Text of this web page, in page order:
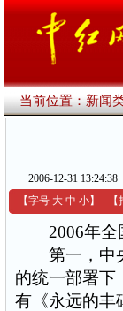
当前位置：新闻
2006-12-31 13:24:38
【字号 大 中 小】 【
2006年全
第一，中央
的统一部署下
有《永远的丰